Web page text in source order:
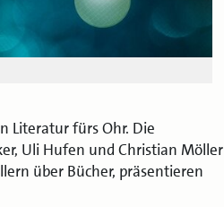
Literatur fürs Ohr. Die
Uli Hufen und Christian Möller
über Bücher, präsentieren